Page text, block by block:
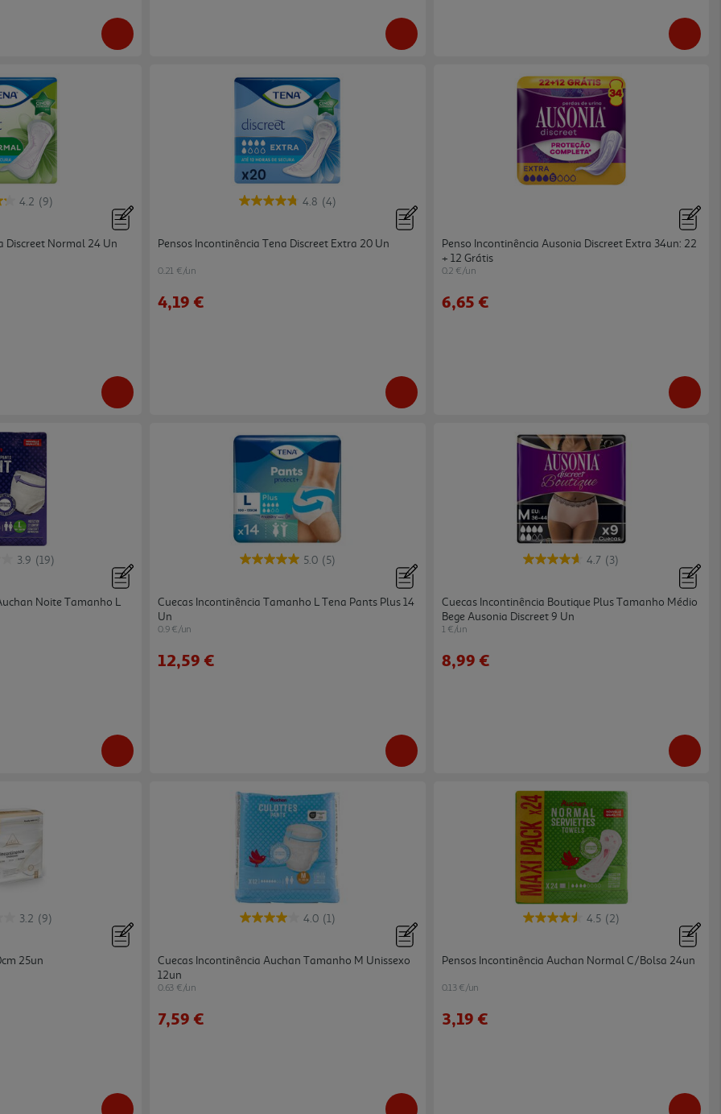
4.2 (9)
Discreet Normal 24 Un
4.8 (4)
Pensos Incontinência Tena Discreet Extra 20 Un
0.21 €/un
4,19 €
Penso Incontinência Ausonia Discreet Extra 34un: 22
+ 12 Grátis
0.2 €/un
6,65 €
3.9 (19)
Noite Tamanho L
5.0 (5)
Cuecas Incontinência Tamanho L Tena Pants Plus 14
Un
0.9 €/un
12,59 €
4.7 (3)
Cuecas Incontinência Boutique Plus Tamanho Médio
Bege Ausonia Discreet 9 Un
1 €/un
8,99 €
3.2 (9)
25un
4.0 (1)
Cuecas Incontinência Auchan Tamanho M Unissexo
12un
0.63 €/un
7,59 €
4.5 (2)
Pensos Incontinência Auchan Normal C/bolsa 24un
0.13 €/un
3,19 €